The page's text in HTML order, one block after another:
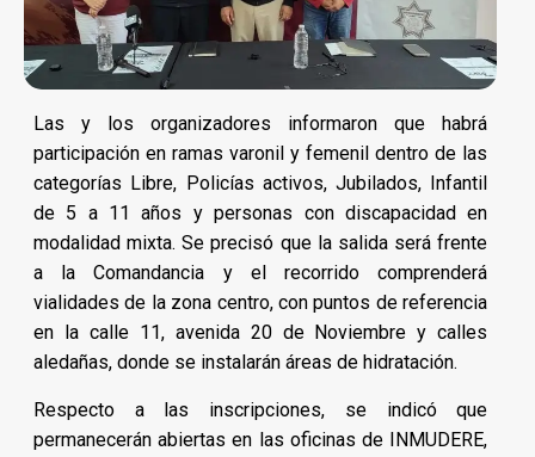
Las y los organizadores informaron que habrá
participación en ramas varonil y femenil dentro de las
categorías Libre, Policías activos, Jubilados, Infantil
de 5 a 11 años y personas con discapacidad en
modalidad mixta. Se precisó que la salida será frente
a la Comandancia y el recorrido comprenderá
vialidades de la zona centro, con puntos de referencia
en la calle 11, avenida 20 de Noviembre y calles
aledañas, donde se instalarán áreas de hidratación.
Respecto a las inscripciones, se indicó que
permanecerán abiertas en las oficinas de INMUDERE,